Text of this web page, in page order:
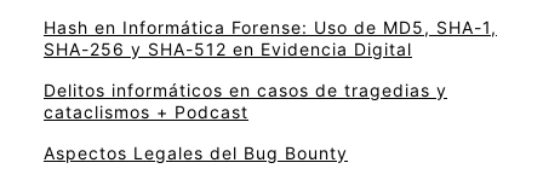
Hash en Informática Forense: Uso de MD5, SHA-1,
SHA-256 y SHA-512 en Evidencia Digital
Delitos informáticos en casos de tragedias y
cataclismos + Podcast
Aspectos Legales del Bug Bounty